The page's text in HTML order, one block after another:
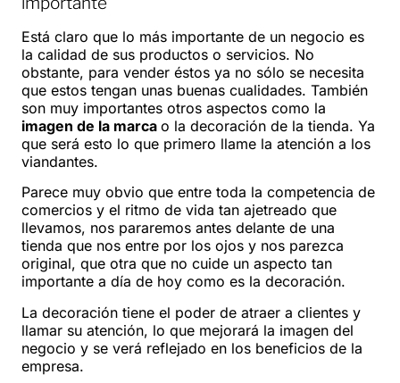
Está claro que lo más importante de un negocio es
la calidad de sus productos o servicios. No
obstante, para vender éstos ya no sólo se necesita
que estos tengan unas buenas cualidades. También
son muy importantes otros aspectos como la
imagen de la marca o la decoración de la tienda. Ya
que será esto lo que primero llame la atención a los
viandantes.
Parece muy obvio que entre toda la competencia de
comercios y el ritmo de vida tan ajetreado que
llevamos, nos pararemos antes delante de una
tienda que nos entre por los ojos y nos parezca
original, que otra que no cuide un aspecto tan
importante a día de hoy como es la decoración.
La decoración tiene el poder de atraer a clientes y
llamar su atención, lo que mejorará la imagen del
negocio y se verá reflejado en los beneficios de la
empresa.